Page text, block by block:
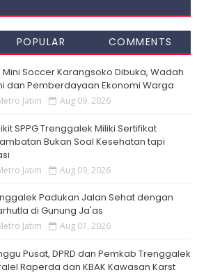
POPULAR COMMENTS
Soccer Karangsoko Dibuka, Wadah
dan Pemberdayaan Ekonomi Warga
Jatim Aug 09, 2026
SPPG Trenggalek Miliki Sertifikat
Bukan Soal Kesehatan tapi
Jatim Aug 09, 2026
Padukan Jalan Sehat dengan
di Gunung Ja'as
Jatim Aug 07, 2026
Pusat, DPRD dan Pemkab Trenggalek
Raperda dan KBAK Kawasan Karst